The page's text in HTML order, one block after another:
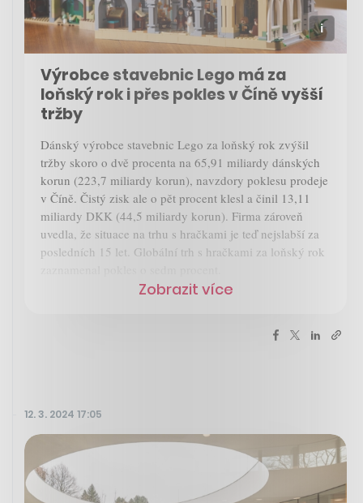
Výrobce stavebnic Lego má za
loňský rok i přes pokles v Číně vyšší
tržby
Dánský výrobce stavebnic Lego za loňský rok zvýšil
tržby skoro o dvě procenta na 65,91 miliardy dánských
korun (223,7 miliardy korun), navzdory poklesu prodeje
v Číně. Čistý zisk ale o pět procent klesl a činil 13,11
miliardy DKK (44,5 miliardy korun). Firma zároveň
uvedla, že situace na trhu s hračkami je teď nejslabší za
posledních 15 let. Globální trh s hračkami za loňský rok
Zobrazit více
12. 3. 2024 17:05